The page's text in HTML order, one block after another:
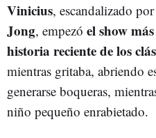
Vinicius, escandalizado
Jong, empezó el show
historia reciente de los
mientras gritaba, abriendo
generarse boqueras,
niño pequeño enrabietado.